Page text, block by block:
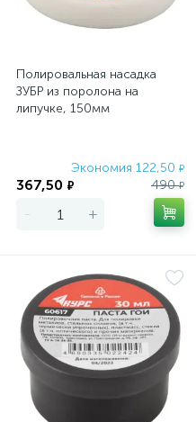
Полировальная насадка
ЗУБР из поролона на
липучке, 150мм
Экономия 122,50 ₽
367,50 ₽ 490₽
- +